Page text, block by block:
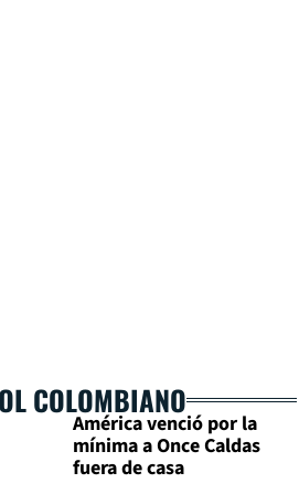
COLOMBIANO
América venció por la
mínima a Once Caldas
fuera de casa